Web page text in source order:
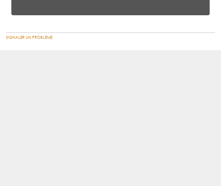
SIGNALER UN PROBLÈME